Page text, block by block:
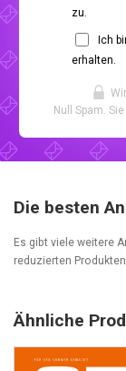
zu.
Ich
erhalten.
Null Spam.
Die besten
Es gibt viele weitere
reduzierten
Ähnliche